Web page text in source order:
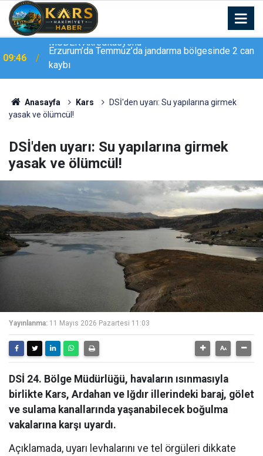
09:46
Erzurum’da Temmuz’da jandarma bölgesinde 2 can
kaybı
Anasayfa Kars
DSİ'den uyarı: Su yapılarına girmek
yasak ve ölümcül!
DSİ'den uyarı: Su yapılarına girmek
yasak ve ölümcül!
Yayınlanma: 11 Mayıs 2026 Pazartesi 11:03
DSİ 24. Bölge Müdürlüğü, havaların ısınmasıyla
birlikte Kars, Ardahan ve Iğdır illerindeki baraj, gölet
ve sulama kanallarında yaşanabilecek boğulma
vakalarına karşı uyardı.
Açıklamada, uyarı levhalarını ve tel örgüleri dikkate